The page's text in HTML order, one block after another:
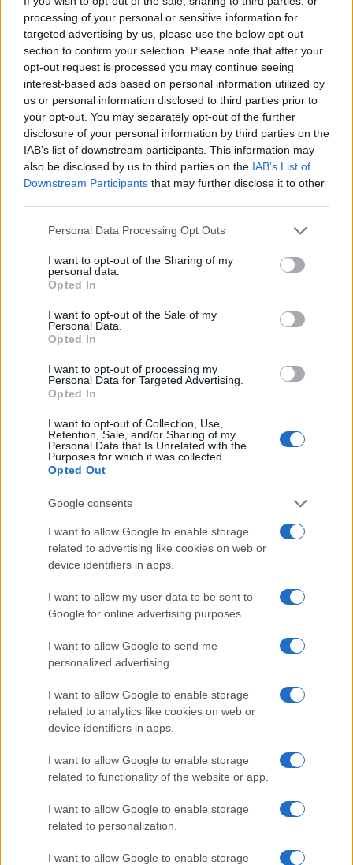
processing of your personal or sensitive information for
targeted advertising by us, please use the below opt-out
section to confirm your selection. Please note that after your
opt-out request is processed you may continue seeing
interest-based ads based on personal information utilized by
us or personal information disclosed to third parties prior to
your opt-out. You may separately opt-out of the further
disclosure of your personal information by third parties on the
IAB’s list of downstream participants. This information may
also be disclosed by us to third parties on the IAB’s List of
Downstream Participants that may further disclose it to other
Please note that this website/app uses one or more Google
not limited to your visit or usage behaviour. You may click to
grant or deny consent to Google and its third-party tags to
use your data for below specified purposes in below Google
consent section.
Personal Data Processing Opt Outs
I want to opt-out of the Sharing of my
personal data.
Opted In
I want to opt-out of the Sale of my
Personal Data.
Opted In
I want to opt-out of processing my
Personal Data for Targeted Advertising.
Opted In
I want to opt-out of Collection, Use,
Retention, Sale, and/or Sharing of my
Personal Data that Is Unrelated with the
Purposes for which it was collected.
Opted Out
Google consents
I want to allow Google to enable storage
related to advertising like cookies on web or
device identifiers in apps.
I want to allow my user data to be sent to
Google for online advertising purposes.
I want to allow Google to send me
personalized advertising.
I want to allow Google to enable storage
related to analytics like cookies on web or
device identifiers in apps.
I want to allow Google to enable storage
related to functionality of the website or app.
I want to allow Google to enable storage
related to personalization.
I want to allow Google to enable storage
AUTORE
AiAdhubMedia
Continua a leggere
B2B NEWS
Ripensare le tecnologie umanitarie oltre i criteri dei
donatori
Martina Marchesi · 10 Lug 2026
B2B NEWS